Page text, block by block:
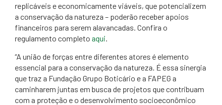
replicáveis e economicamente viáveis, que potencializem
a conservação da natureza – poderão receber apoios
financeiros para serem alavancadas. Confira o
regulamento completo aqui.
“A união de forças entre diferentes atores é elemento
essencial para a conservação da natureza. É essa sinergia
que traz a Fundação Grupo Boticário e a FAPEG a
caminharem juntas em busca de projetos que contribuam
com a proteção e o desenvolvimento socioeconômico